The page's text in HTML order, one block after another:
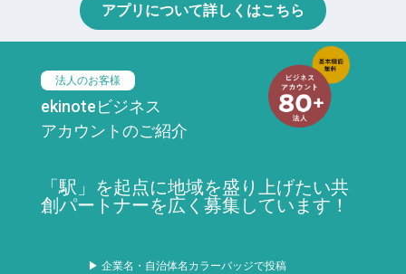
アプリについて詳しくはこちら
法人のお客様
ekinoteビジネス
アカウントのご紹介
「駅」を起点に地域を盛り上げたい共
創パートナーを広く募集しています！
▶ 企業名・自治体名カラーバッジで投稿